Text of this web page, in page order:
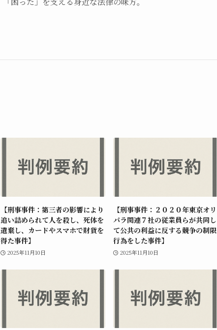
【刑事事件：第三者の影響により
追い詰められて人を殺し、死体を
遺棄し、カードやスマホで財貨を
得た事件】
2025年11月10日
【刑事事件：２０２０年東京オリ
パラ関連７社の従業員らが共同し
て公共の利益に反する競争の制限
行為をした事件】
2025年11月10日